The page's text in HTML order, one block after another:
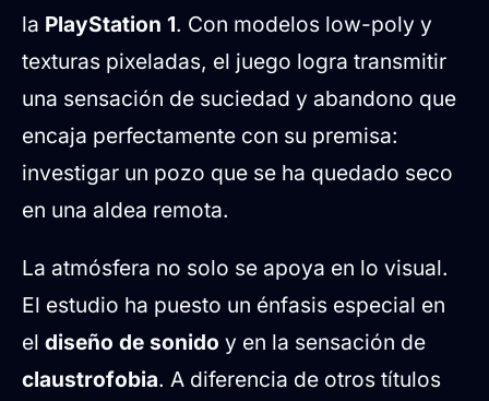
la PlayStation 1. Con modelos low-poly y
texturas pixeladas, el juego logra transmitir
una sensación de suciedad y abandono que
encaja perfectamente con su premisa:
investigar un pozo que se ha quedado seco
en una aldea remota.
La atmósfera no solo se apoya en lo visual.
El estudio ha puesto un énfasis especial en
el diseño de sonido y en la sensación de
claustrofobia. A diferencia de otros títulos